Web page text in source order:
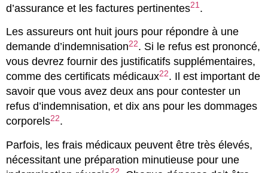
d’assurance et les factures pertinentes21.
Les assureurs ont huit jours pour répondre à une
demande d’indemnisation22. Si le refus est prononcé,
vous devrez fournir des justificatifs supplémentaires,
comme des certificats médicaux22. Il est important de
savoir que vous avez deux ans pour contester un
refus d’indemnisation, et dix ans pour les dommages
corporels22.
Parfois, les frais médicaux peuvent être très élevés,
nécessitant une préparation minutieuse pour une